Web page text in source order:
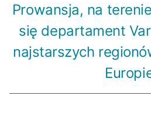
Prowansja, na
się departament
najstarszych